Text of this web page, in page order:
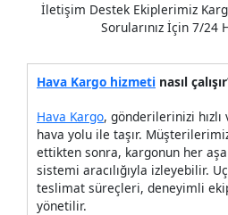
İletişim Destek Ekiplerimiz
Sorularınız İçin 7/24
Hava Kargo hizmeti nasıl
Hava Kargo, gönderilerinizi
hava yolu ile taşır.
ettikten sonra, kargonun her
sistemi aracılığıyla izleyebilir.
teslimat süreçleri, deneyimli
yönetilir.